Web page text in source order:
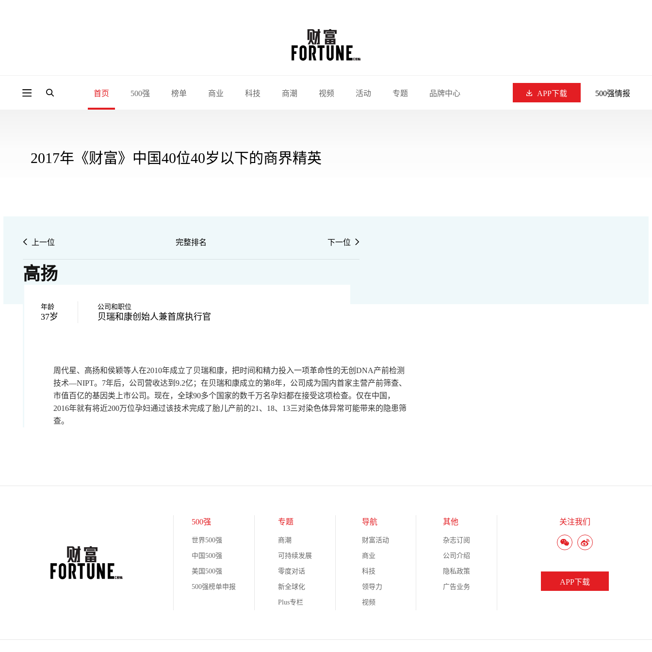
首页 500强 榜单 商业 科技 商潮 视频 活动 专题 品牌中心 APP下载 500强情报
2017年《财富》中国40位40岁以下的商界精英
上一位 完整排名 下一位
高扬
年龄
37岁
公司和职位
贝瑞和康创始人兼首席执行官
周代星、高扬和侯颖等人在2010年成立了贝瑞和康，把时间和精力投入一项革命性的无创DNA产前检测
技术—NIPT。7年后，公司营收达到9.2亿；在贝瑞和康成立的第8年，公司成为国内首家主营产前筛查、
市值百亿的基因类上市公司。现在，全球90多个国家的数千万名孕妇都在接受这项检查。仅在中国，
2016年就有将近200万位孕妇通过该技术完成了胎儿产前的21、18、13三对染色体异常可能带来的隐患筛
查。
500强
世界500强
中国500强
美国500强
500强榜单申报
专题
商潮
可持续发展
零度对话
新全球化
Plus专栏
导航
财富活动
商业
科技
领导力
视频
其他
杂志订阅
公司介绍
隐私政策
广告业务
关注我们
APP下载